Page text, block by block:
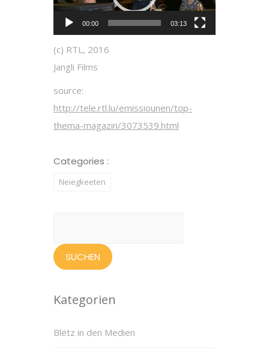
00:00 03:13
(c) RTL, 2016
Jangli Films
source:
http://tele.rtl.lu/emissiounen/top-
thema-magazin/3073539.html
Categories :
Neiegkeeten
Kategorien
Blëtz in den Medien